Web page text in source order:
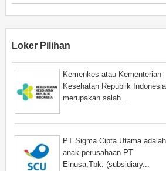
Loker Pilihan
Kemenkes atau Kementerian
Kesehatan Republik Indonesia
merupakan salah...
PT Sigma Cipta Utama adalah
anak perusahaan PT
Elnusa,Tbk. (subsidiary...